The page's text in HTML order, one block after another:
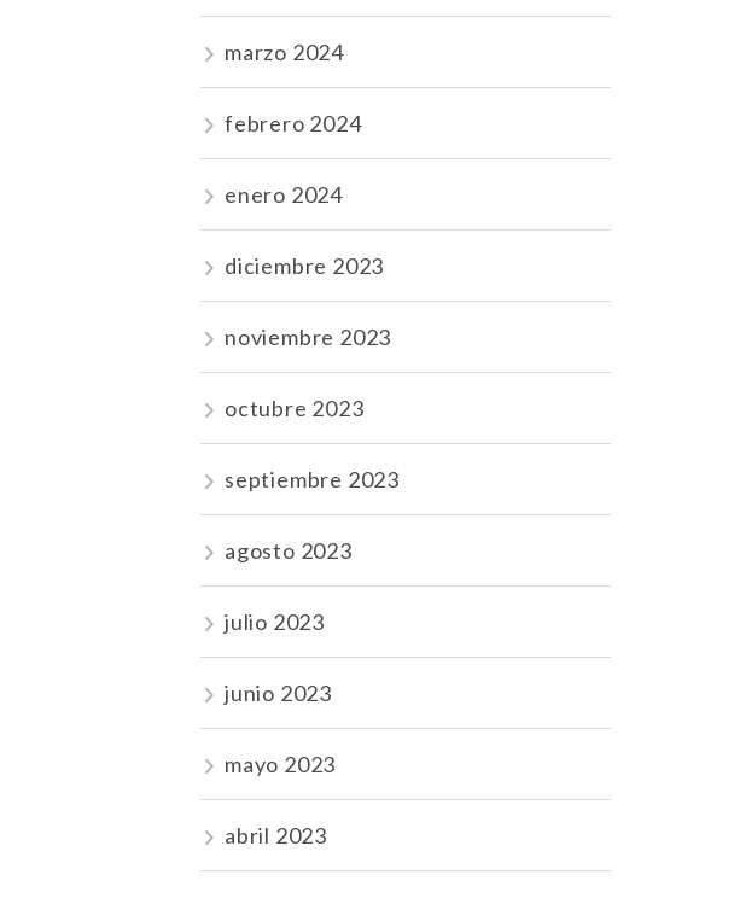
marzo 2024
febrero 2024
enero 2024
diciembre 2023
noviembre 2023
octubre 2023
septiembre 2023
agosto 2023
julio 2023
junio 2023
mayo 2023
abril 2023